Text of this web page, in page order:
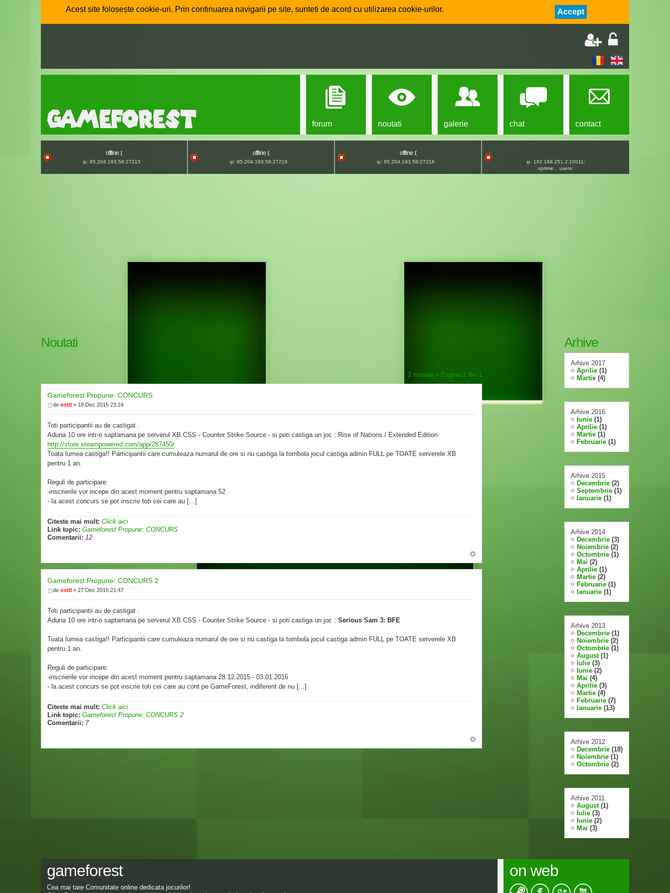
Acest site folosește cookie-uri. Prin continuarea navigarii pe site, sunteti de acord cu utilizarea cookie-urilor. Accept
forum noutati galerie chat contact
offline :(
ip: 85.204.193.58:27215
offline :(
ip: 85.204.193.58:27216
offline :(
ip: 85.204.193.58:27218
ip: 192.168.251.2:10011:
uptime:
users:
Noutati
2 mesaje • Pagina 1 din 1
Gameforest Propune: CONCURS
de ostil » 18 Dec 2015 23:24
Toti participantii au de castigat .
Aduna 10 ore intr-o saptamana pe serverul XB CSS - Counter Strike Source - si poti castiga un joc : Rise of Nations / Extended Edition
http://store.steampowered.com/app/287450/
Toata lumea castiga!! Participantii care cumuleaza numarul de ore si nu castiga la tombola jocul castiga admin FULL pe TOATE serverele XB
pentru 1 an.
Reguli de participare:
-inscrierile vor incepe din acest moment pentru saptamana 52
- la acest concurs se pot inscrie toti cei care au [...]
Citeste mai mult: Click aici
Link topic: Gameforest Propune: CONCURS
Comentarii: 12
Gameforest Propune: CONCURS 2
de ostil » 27 Dec 2015 21:47
Toti participantii au de castigat .
Aduna 10 ore intr-o saptamana pe serverul XB CSS - Counter Strike Source - si poti castiga un joc : Serious Sam 3: BFE
Toata lumea castiga!! Participantii care cumuleaza numarul de ore si nu castiga la tombola jocul castiga admin FULL pe TOATE serverele XB
pentru 1 an.
Reguli de participare:
-inscrierile vor incepe din acest moment pentru saptamana 28.12.2015 - 03.01.2016
- la acest concurs se pot inscrie toti cei care au cont pe GameForest, indiferent de nu [...]
Citeste mai mult: Click aici
Link topic: Gameforest Propune: CONCURS 2
Comentarii: 7
Arhive
Arhive 2017
Aprilie (1)
Martie (4)
Arhive 2016
Iunie (1)
Aprilie (1)
Martie (1)
Februarie (1)
Arhive 2015
Decembrie (2)
Septembrie (1)
Ianuarie (1)
Arhive 2014
Decembrie (3)
Noiembrie (2)
Octombrie (1)
Mai (2)
Aprilie (1)
Martie (2)
Februarie (1)
Ianuarie (1)
Arhive 2013
Decembrie (1)
Noiembrie (2)
Octombrie (1)
August(1)
Iulie (3)
Iunie (2)
Mai (4)
Aprilie (3)
Martie (4)
Februarie (7)
Ianuarie (13)
Arhive 2012
Decembrie (18)
Noiembrie (1)
Octombrie (2)
Arhive 2011
August(1)
Iulie (3)
Iunie (2)
Mai (3)
gameforest
Cea mai tare Comunitate online dedicata jocurilor!
on web